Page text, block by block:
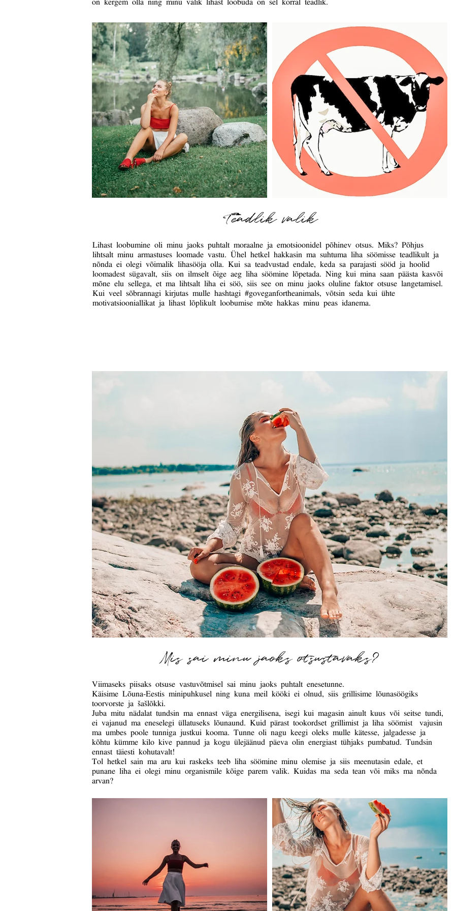
on kergem olla ning minu valik lihast loobuda on sel korral teadlik.
Teadlik valik
Lihast loobumine oli minu jaoks puhtalt moraalne ja emotsioonidel põhinev otsus. Miks? Põhjus
lihtsalt minu armastuses loomade vastu. Ühel hetkel hakkasin ma suhtuma liha söömisse teadlikult ja
nõnda ei olegi võimalik lihasööja olla. Kui sa teadvustad endale, keda sa parajasti sööd ja hoolid
loomadest sügavalt, siis on ilmselt õige aeg liha söömine lõpetada. Ning kui mina saan päästa kasvõi
mõne elu sellega, et ma lihtsalt liha ei söö, siis see on minu jaoks oluline faktor otsuse langetamisel.
Kui veel sõbrannagi kirjutas mulle hashtagi #goveganfortheanimals, võtsin seda kui ühte
motivatsiooniallikat ja lihast lõplikult loobumise mõte hakkas minu peas idanema.
Mis sai minu jaoks otsustavaks?
Viimaseks piisaks otsuse vastuvõtmisel sai minu jaoks puhtalt enesetunne.
Käisime Lõuna-Eestis minipuhkusel ning kuna meil kööki ei olnud, siis grillisime lõunasöögiks
toorvorste ja šašlõkki.
Juba mitu nädalat tundsin ma ennast väga energilisena, isegi kui magasin ainult kuus või seitse tundi,
ei vajanud ma eneselegi üllatuseks lõunaund. Kuid pärast tookordset grillimist ja liha söömist vajusin
ma umbes poole tunniga justkui kooma. Tunne oli nagu keegi oleks mulle kätesse, jalgadesse ja
kõhtu kümme kilo kive pannud ja kogu ülejäänud päeva olin energiast tühjaks pumbatud. Tundsin
ennast täiesti kohutavalt!
Tol hetkel sain ma aru kui raskeks teeb liha söömine minu olemise ja siis meenutasin edale, et
punane liha ei olegi minu organismile kõige parem valik. Kuidas ma seda tean või miks ma nõnda
arvan?